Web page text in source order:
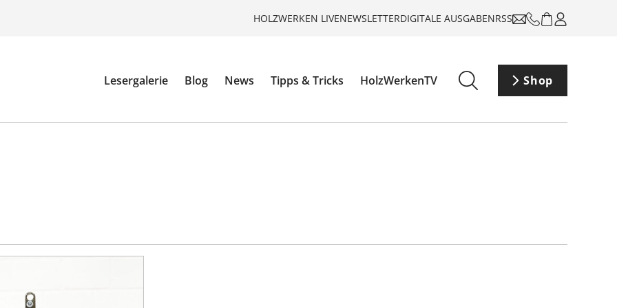
HOLZWERKEN LIVENEWSLETTERDIGITALE AUSGABENRSS
Lesergalerie Blog News Tipps & Tricks HolzWerkenTV Shop